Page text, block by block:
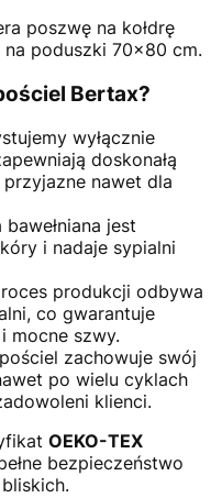
poszwę na kołdrę
poduszki 70×80 cm.
Bertax?
wyłącznie
doskonałą
nawet dla
bawełniana jest
i nadaje sypialni
produkcji odbywa
co gwarantuje
mocne szwy.
zachowuje swój
po wielu cyklach
klienci.
OEKO-TEX
bezpieczeństwo